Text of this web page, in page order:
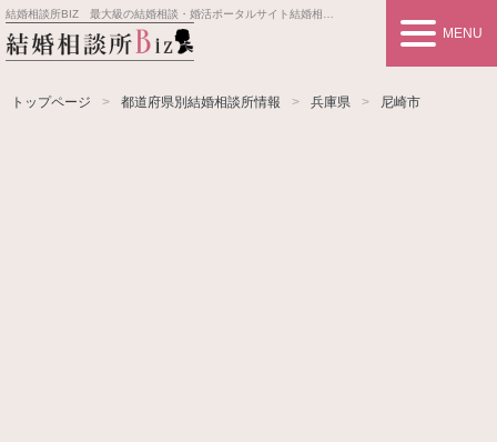
結婚相談所BIZ 最大級の結婚相談・婚活ポータルサイト結婚相談所事業者情報や婚活お見合いの悩み、対策を紹介します。
MENU
トップページ 都道府県別結婚相談所情報 兵庫県 尼崎市